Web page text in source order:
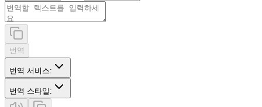
번역
번역 서비스:
번역 스타일 :